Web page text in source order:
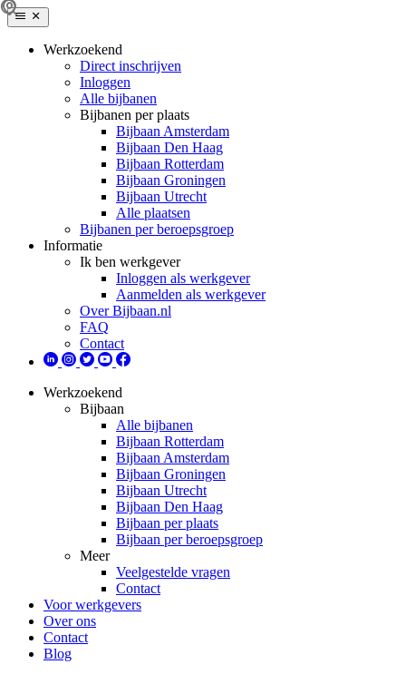
Werkzoekend
Direct inschrijven
Inloggen
Alle bijbanen
Bijbanen per plaats
Bijbaan Amsterdam
Bijbaan Den Haag
Bijbaan Rotterdam
Bijbaan Groningen
Bijbaan Utrecht
Alle plaatsen
Bijbanen per beroepsgroep
Informatie
Ik ben werkgever
Inloggen als werkgever
Aanmelden als werkgever
Over Bijbaan.nl
FAQ
Contact
Werkzoekend
Bijbaan
Alle bijbanen
Bijbaan Rotterdam
Bijbaan Amsterdam
Bijbaan Groningen
Bijbaan Utrecht
Bijbaan Den Haag
Bijbaan per plaats
Bijbaan per beroepsgroep
Meer
Veelgestelde vragen
Contact
Voor werkgevers
Over ons
Contact
Blog